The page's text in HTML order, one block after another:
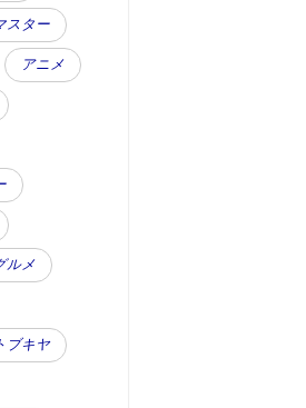
スター
アニメ
ルメ
ブキヤ